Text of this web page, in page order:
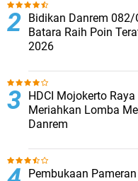
Bidikan Danrem 082/
Batara Raih Poin
2026
HDCI Mojokerto
Meriahkan Lomba
Danrem
Pembukaan